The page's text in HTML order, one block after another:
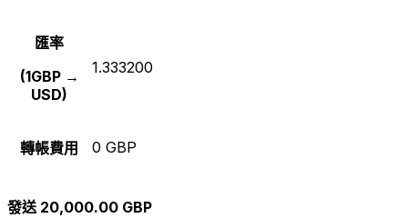
匯率
(1GBP →
USD)
1.333200
轉帳費用 0 GBP
發送 20,000.00 GBP